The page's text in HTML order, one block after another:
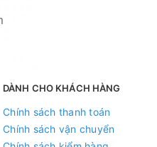
DÀNH CHO KHÁCH HÀNG
Chính sách thanh toán
Chính sách vận chuyển